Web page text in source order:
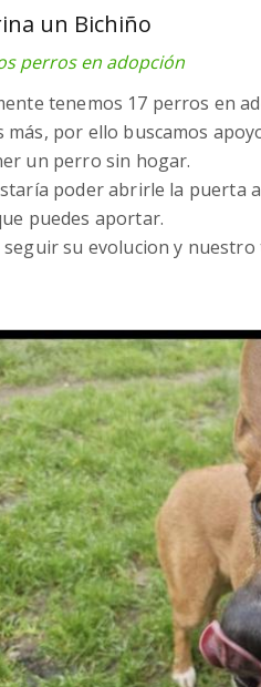
un Bichiño
perros en adopción
tenemos 17 perros en
más, por ello buscamos
un perro sin hogar.
poder abrirle la puerta
puedes aportar.
seguir su evolucion y